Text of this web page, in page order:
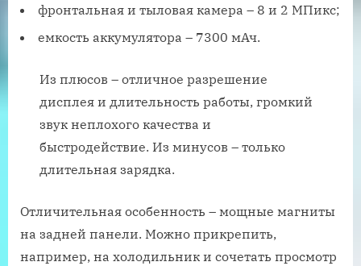
фронтальная и тыловая камера – 8 и 2 МПикс;
емкость аккумулятора – 7300 мАч.
Из плюсов – отличное разрешение
дисплея и длительность работы, громкий
звук неплохого качества и
быстродействие. Из минусов – только
длительная зарядка.
Отличительная особенность – мощные магниты
на задней панели. Можно прикрепить,
например, на холодильник и сочетать просмотр